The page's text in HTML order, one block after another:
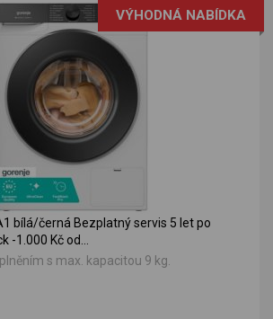
VÝHODNÁ NABÍDKA
bílá/černá Bezplatný servis 5 let po
-1.000 Kč od...
s max. kapacitou 9 kg.